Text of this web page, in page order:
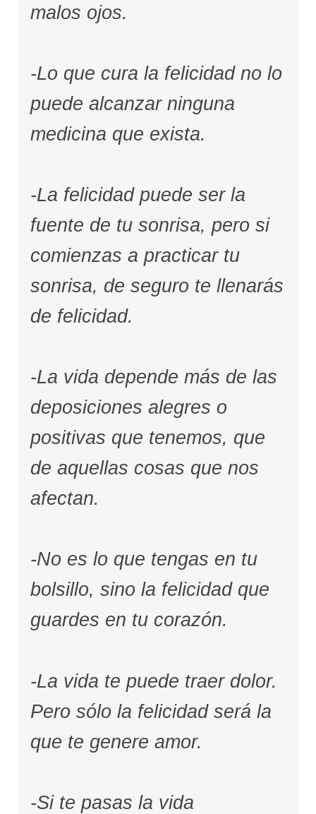
malos ojos.
-Lo que cura la felicidad no lo
puede alcanzar ninguna
medicina que exista.
-La felicidad puede ser la
fuente de tu sonrisa, pero si
comienzas a practicar tu
sonrisa, de seguro te llenarás
de felicidad.
-La vida depende más de las
deposiciones alegres o
positivas que tenemos, que
de aquellas cosas que nos
afectan.
-No es lo que tengas en tu
bolsillo, sino la felicidad que
guardes en tu corazón.
-La vida te puede traer dolor.
Pero sólo la felicidad será la
que te genere amor.
-Si te pasas la vida